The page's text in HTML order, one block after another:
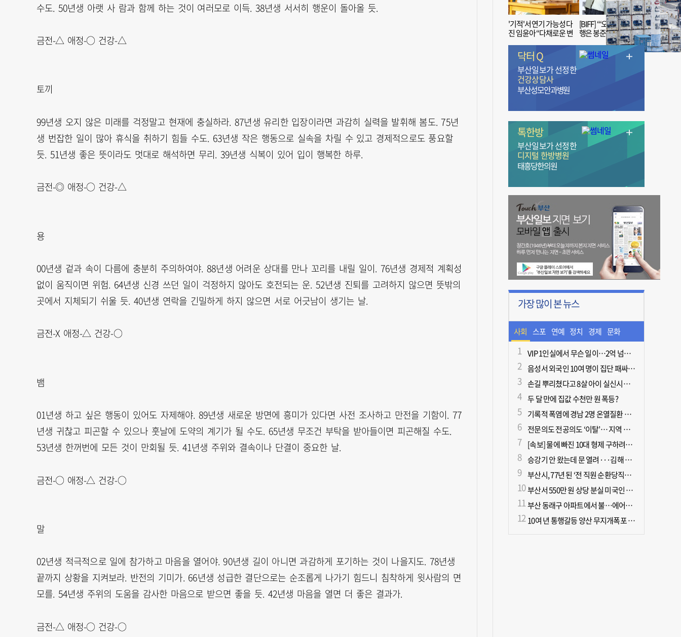
수도. 50년생 아랫 사 람과 함께 하는 것이 여러모로 이득. 38년생 서서히 행운이 돌아올 듯.
금전-△ 애정-○ 건강-△
토끼
99년생 오지 않은 미래를 걱정말고 현재에 충실하라. 87년생 유리한 입장이라면 과감히 실력을 발휘해 봄도. 75년
생 번잡한 일이 많아 휴식을 취하기 힘들 수도. 63년생 작은 행동으로 실속을 차릴 수 있고 경제적으로도 풍요할
듯. 51년생 좋은 뜻이라도 멋대로 해석하면 무리. 39년생 식복이 있어 입이 행복한 하루.
금전-◎ 애정-○ 건강-△
용
00년생 겉과 속이 다름에 충분히 주의하여야. 88년생 어려운 상대를 만나 꼬리를 내릴 일이. 76년생 경제적 계획성
없이 움직이면 위험. 64년생 신경 쓰던 일이 걱정하지 않아도 호전되는 운. 52년생 진퇴를 고려하지 않으면 뜻밖의
곳에서 지체되기 쉬울 듯. 40년생 연락을 긴밀하게 하지 않으면 서로 어긋남이 생기는 날.
금전-X 애정-△ 건강-○
뱀
01년생 하고 싶은 행동이 있어도 자제해야. 89년생 새로운 방면에 흥미가 있다면 사전 조사하고 만전을 기함이. 77
년생 귀찮고 피곤할 수 있으나 훗날에 도약의 계기가 될 수도. 65년생 무조건 부탁을 받아들이면 피곤해질 수도.
53년생 한꺼번에 모든 것이 만회될 듯. 41년생 주위와 결속이나 단결이 중요한 날.
금전-○ 애정-△ 건강-○
말
02년생 적극적으로 일에 참가하고 마음을 열어야. 90년생 길이 아니면 과감하게 포기하는 것이 나을지도. 78년생
끝까지 상황을 지켜보라. 반전의 기미가. 66년생 성급한 결단으로는 순조롭게 나가기 힘드니 침착하게 윗사람의 면
모를. 54년생 주위의 도움을 감사한 마음으로 받으면 좋을 듯. 42년생 마음을 열면 더 좋은 결과가.
금전-△ 애정-○ 건강-○
'기적'서 연기 가능성 다
진 임윤아 “다채로운 변
[BIFF] “‘오징어 게임’ 흥
행은 봉준호 감독 ‘1인
치 장벽’ 무너진 순간”
닥터 Q
부산일보가 선정한
건강상담사
부산성모안과병원
톡한방
부산일보가 선정한
디지털 한방병원
태흥당한의원
가장 많이 본 뉴스
사회 스포
츠
연예 정치 경제 문화
ㆍ라
이프
VIP 1인실에서 무슨 일이…2억 넘게 쓴 중독자·불법촬영한 의사
음성서 외국인 10여 명이 집단 패싸움하다 1명 사망
손길 뿌리쳤다고 8살 아이 실신시킨 50대, 집유
두 달 만에 집값 수천만 원 폭등?
기록적 폭염에 경남 2명 온열질환 사망
전문의도 전공의도 ‘이탈’… 지역 필수의료 무너진다
[속보] 물에 빠진 10대 형제 구하려던 50대 군인 2명 심정지 상태로 이송
승강기 안 왔는데 문 열려···김해 병원서 60대 직원 추락사
부산시, 77년 된 ‘전 직원 순환당직제’ 폐지
부산서 550만 원 상당 분실 미국인 관광객, 경찰 도움으로 되찾아
부산 동래구 아파트에서 불…에어컨에서 발화 추정
10여 년 통행갈등 양산 무지개폭포 해결되나?